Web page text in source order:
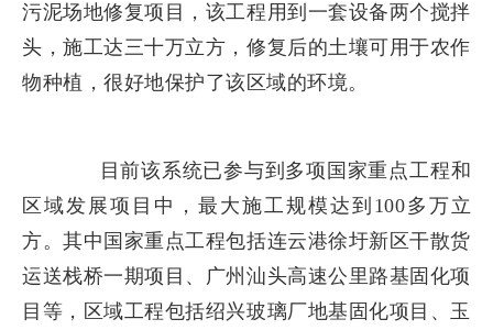
污泥场地修复项目，该工程用到一套设备两个搅拌
头，施工达三十万立方，修复后的土壤可用于农作
物种植，很好地保护了该区域的环境。
目前该系统已参与到多项国家重点工程和
区域发展项目中，最大施工规模达到 100多万立
方。其中国家重点工程包括连云港徐圩新区干散货
运送栈桥一期项目、广州汕头高速公里路基固化项
目等，区域工程包括绍兴玻璃厂地基固化项目、玉